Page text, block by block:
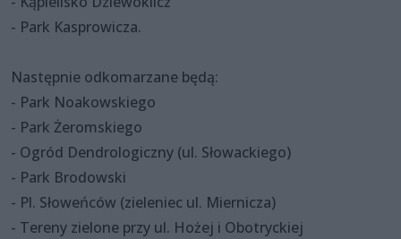
- Park Kasprowicza.
Następnie odkomarzane będą:
- Park Noakowskiego
- Park Żeromskiego
- Ogród Dendrologiczny (ul. Słowackiego)
- Park Brodowski
- Pl. Słoweńców (zieleniec ul. Miernicza)
- Tereny zielone przy ul. Hożej i Obotryckiej